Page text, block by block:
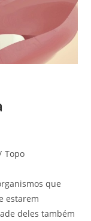
Topo
que
estarem
deles também